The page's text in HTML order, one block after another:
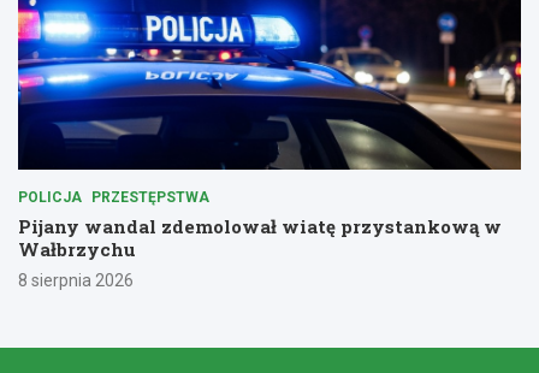
POLICJA PRZESTĘPSTWA
Pijany wandal zdemolował wiatę przystankową w
Wałbrzychu
8 sierpnia 2026